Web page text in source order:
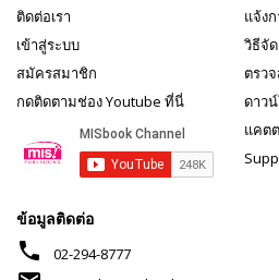
ติดต่อเรา
เข้าสู่ระบบ
สมัครสมาชิก
กดติดตามช่อง Youtube ที่นี่
แจ้ง
วิธีจั
ตรว
ดาว
แคต
ข้อมูลติดต่อ
phone 02-294-8777